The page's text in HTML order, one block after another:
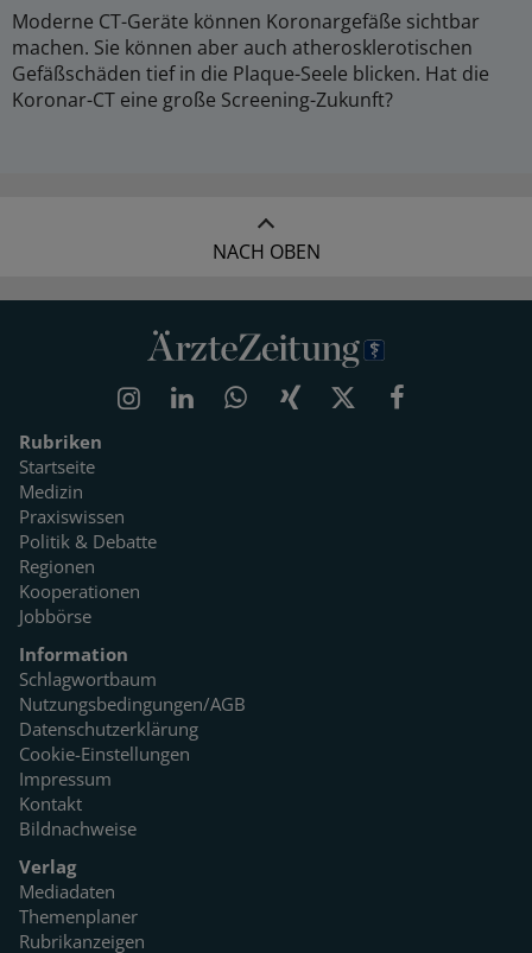
Moderne CT-Geräte können Koronargefäße sichtbar
machen. Sie können aber auch atherosklerotischen
Gefäßschäden tief in die Plaque-Seele blicken. Hat die
Koronar-CT eine große Screening-Zukunft?
NACH OBEN
Rubriken
Startseite
Medizin
Praxiswissen
Politik & Debatte
Regionen
Kooperationen
Jobbörse
Information
Schlagwortbaum
Nutzungsbedingungen/AGB
Datenschutzerklärung
Cookie-Einstellungen
Impressum
Kontakt
Bildnachweise
Verlag
Mediadaten
Themenplaner
Rubrikanzeigen